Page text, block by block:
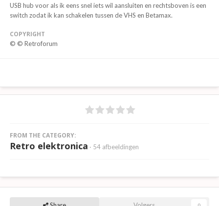
USB hub voor als ik eens snel iets wil aansluiten en rechtsboven is een
switch zodat ik kan schakelen tussen de VHS en Betamax.
COPYRIGHT
© © Retroforum
FROM THE CATEGORY:
Retro elektronica · 54 afbeeldingen